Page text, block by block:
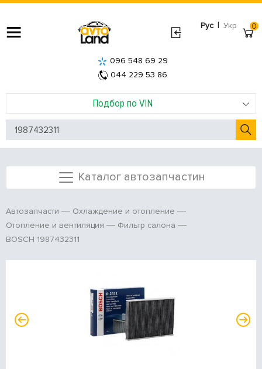
Рус | Укр
Подбор по VIN
096 548 69 29
044 229 53 86
0
Каталог автозапчастин
Автозапчасти
Охлаждение и отопление
Отопление и вентиляция
Фильтр салона
BOSCH 1987432311